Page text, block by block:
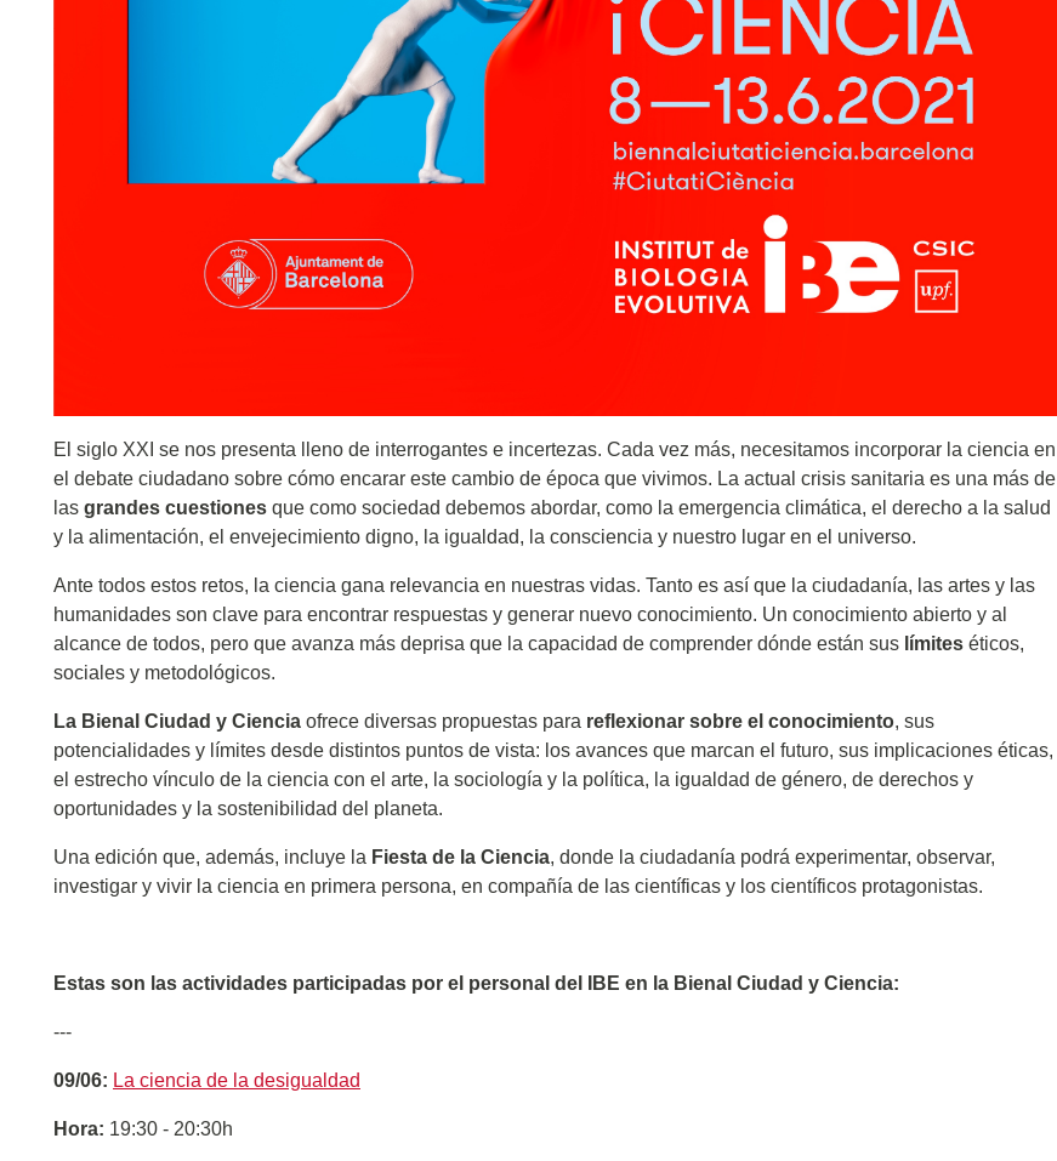
El siglo XXI se nos presenta lleno de interrogantes e incertezas. Cada vez más, necesitamos incorporar la ciencia en
el debate ciudadano sobre cómo encarar este cambio de época que vivimos. La actual crisis sanitaria es una más de
las grandes cuestiones que como sociedad debemos abordar, como la emergencia climática, el derecho a la salud
y la alimentación, el envejecimiento digno, la igualdad, la consciencia y nuestro lugar en el universo.
Ante todos estos retos, la ciencia gana relevancia en nuestras vidas. Tanto es así que la ciudadanía, las artes y las
humanidades son clave para encontrar respuestas y generar nuevo conocimiento. Un conocimiento abierto y al
alcance de todos, pero que avanza más deprisa que la capacidad de comprender dónde están sus límites éticos,
sociales y metodológicos.
La Bienal Ciudad y Ciencia ofrece diversas propuestas para reflexionar sobre el conocimiento, sus
potencialidades y límites desde distintos puntos de vista: los avances que marcan el futuro, sus implicaciones éticas,
el estrecho vínculo de la ciencia con el arte, la sociología y la política, la igualdad de género, de derechos y
oportunidades y la sostenibilidad del planeta.
Una edición que, además, incluye la Fiesta de la Ciencia, donde la ciudadanía podrá experimentar, observar,
investigar y vivir la ciencia en primera persona, en compañía de las científicas y los científicos protagonistas.
Estas son las actividades participadas por el personal del IBE en la Bienal Ciudad y Ciencia:
---
09/06: La ciencia de la desigualdad
Hora: 19:30 - 20:30h